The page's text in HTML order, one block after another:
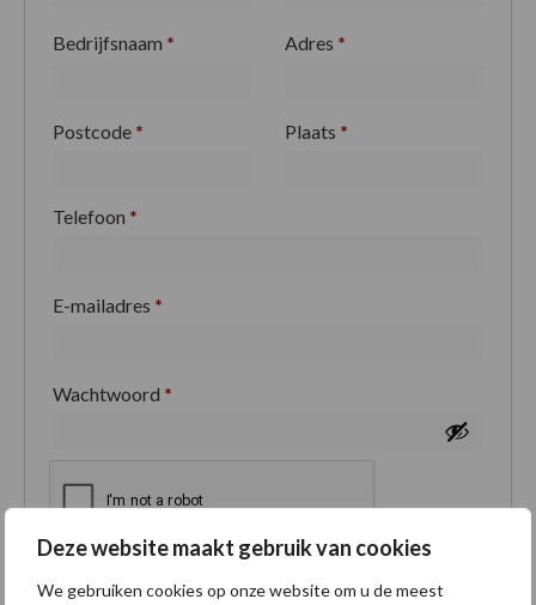
Deze website maakt gebruik van cookies
We gebruiken cookies op onze website om u de meest
Bedrijfsnaam * Adres *
Postcode * Plaats *
Telefoon *
E-mailadres *
Wachtwoord *
Je persoonlijke gegevens worden gebruikt om je